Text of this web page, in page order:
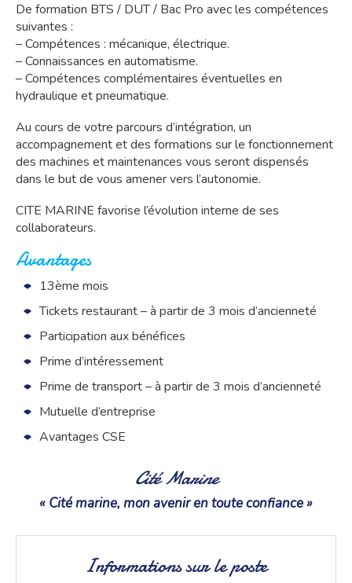
De formation BTS / DUT / Bac Pro avec les compétences
suivantes :
– Compétences : mécanique, électrique.
– Connaissances en automatisme.
– Compétences complémentaires éventuelles en
hydraulique et pneumatique.
Au cours de votre parcours d’intégration, un
accompagnement et des formations sur le fonctionnement
des machines et maintenances vous seront dispensés
dans le but de vous amener vers l’autonomie.
CITE MARINE favorise l’évolution interne de ses
collaborateurs.
Avantages
13ème mois
Tickets restaurant – à partir de 3 mois d’ancienneté
Participation aux bénéfices
Prime d’intéressement
Prime de transport – à partir de 3 mois d’ancienneté
Mutuelle d’entreprise
Avantages CSE
Cité Marine
« Cité marine, mon avenir en toute confiance »
Informations sur le poste